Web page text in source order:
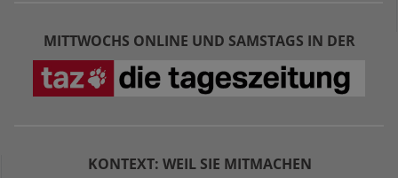
MITTWOCHS ONLINE UND SAMSTAGS IN DER
KONTEXT: WEIL SIE MITMACHEN